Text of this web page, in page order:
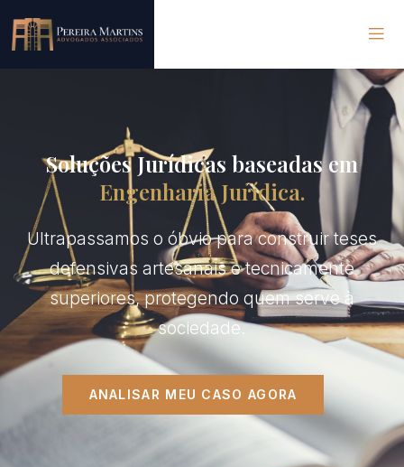
Soluções Jurídicas baseadas em
Engenharia Jurídica.
Ultrapassamos o óbvio para construir teses
defensivas artesanais e tecnicamente
superiores, protegendo quem serve à
sociedade.
ANALISAR MEU CASO AGORA